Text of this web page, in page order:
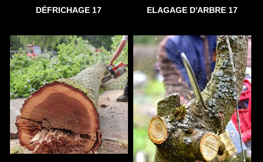
DÉFRICHAGE 17 ELAGAGE D'ARBRE 17